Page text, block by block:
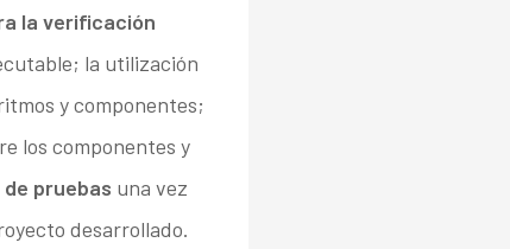
la verificación
la utilización
y componentes;
los componentes y
pruebas una vez
desarrollado.